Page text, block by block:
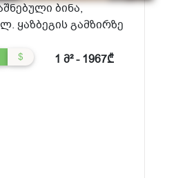
ბინა,
ყაზბეგის გამზირზე
$ 1 მ² - 1967₾